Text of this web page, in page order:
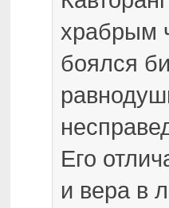
храбрым
боялся
Его
и вера в